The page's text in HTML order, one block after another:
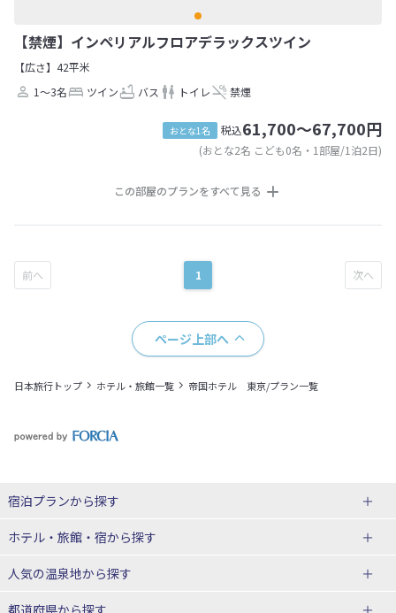
【禁煙】インペリアルフロアデラックスツイン
【広さ】42平米
1～3名
ツイン バス トイレ 禁煙
おとな1名 税込61,700～67,700円
(おとな2名 こども0名・1部屋/1泊2日)
この部屋のプランをすべて見る
1
ページ上部へ
日本旅行トップ ホテル・旅館一覧 帝国ホテル 東京/プラン一覧
宿泊プランから探す
北海道
東北
青森県
ホテル・旅館・宿から探す
北海道ホテル・旅館
人気の温泉地から探す
北海道
都道府県から探す